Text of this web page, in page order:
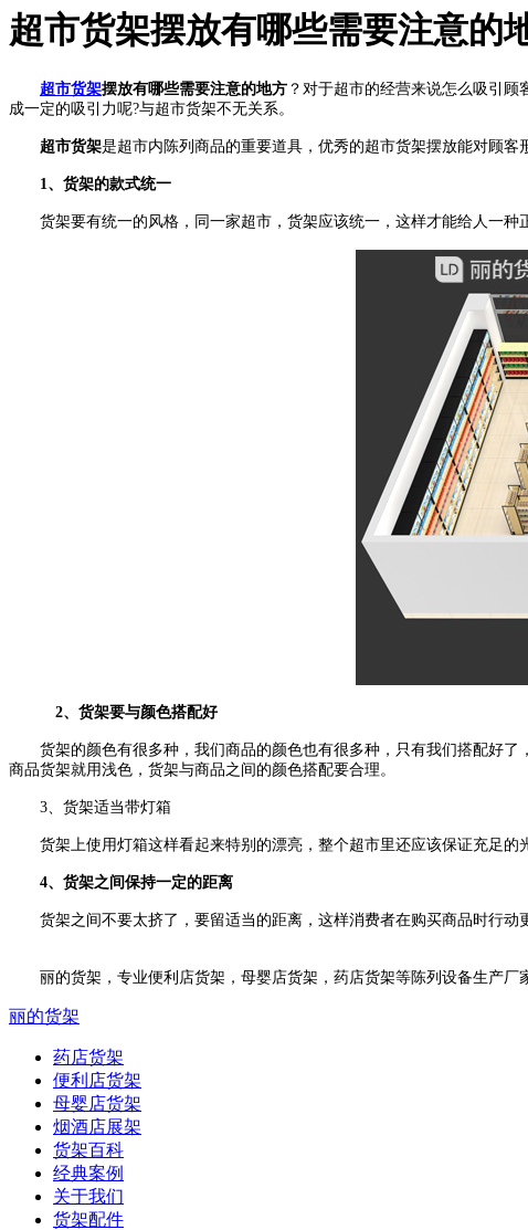
超市货架摆放有哪些需要注意的
超市货架摆放有哪些需要注意的地方 ？对于超市的经营来说怎么吸引
成一定的吸引力呢?与超市货架不无关系。
超市货架是超市内陈列商品的重要道具，优秀的超市货架摆放能对顾
1、货架的款式统一
货架要有统一的风格，同一家超市，货架应该统一，这样才能给人一种
2、货架要与颜色搭配好
货架的颜色有很多种，我们商品的颜色也有很多种，只有我们搭配好了
商品货架就用浅色，货架与商品之间的颜色搭配要合理。
3、货架适当带灯箱
货架上使用灯箱这样看起来特别的漂亮，整个超市里还应该保证充足的
4、货架之间保持一定的距离
货架之间不要太挤了，要留适当的距离，这样消费者在购买商品时行动
丽的货架，专业便利店货架，母婴店货架，药店货架等陈列设备生产厂
丽的货架
药店货架
便利店货架
母婴店货架
烟酒店展架
货架百科
经典案例
关于我们
货架配件